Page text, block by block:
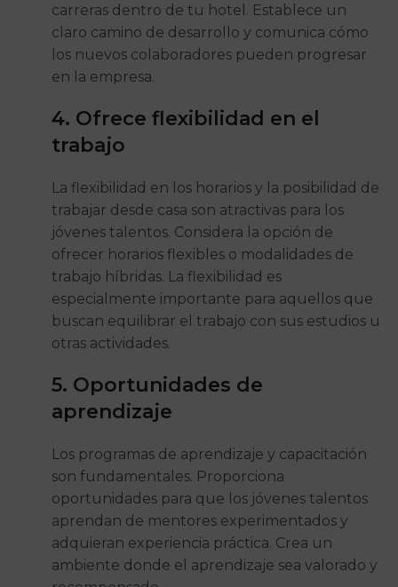
carreras dentro de tu hotel. Establece un
claro camino de desarrollo y comunica cómo
los nuevos colaboradores pueden progresar
en la empresa.
4. Ofrece flexibilidad en el
trabajo
La flexibilidad en los horarios y la posibilidad de
trabajar desde casa son atractivas para los
jóvenes talentos. Considera la opción de
ofrecer horarios flexibles o modalidades de
trabajo híbridas. La flexibilidad es
especialmente importante para aquellos que
buscan equilibrar el trabajo con sus estudios u
otras actividades.
5. Oportunidades de
aprendizaje
Los programas de aprendizaje y capacitación
son fundamentales. Proporciona
oportunidades para que los jóvenes talentos
aprendan de mentores experimentados y
adquieran experiencia práctica. Crea un
ambiente donde el aprendizaje sea valorado y